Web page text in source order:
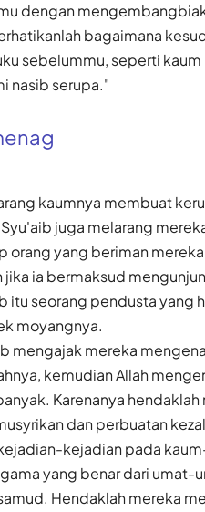
dengan
bagaimana
sebelummu, seperti
nasib serupa."
kaumnya membuat
juga melarang
orang yang beriman
ia bermaksud
itu seorang pendusta yang
moyangnya.
mengajak mereka
kemudian Allah
Karenanya
dan perbuatan
kejadian pada
yang benar dari
Hendaklah mereka